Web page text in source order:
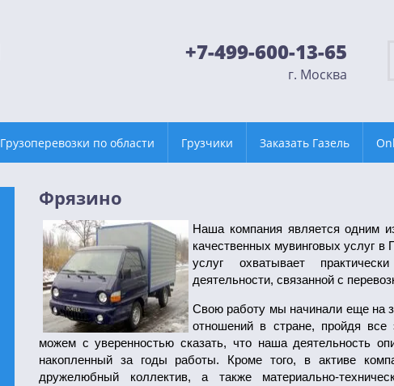
+7-499-600-13-65
г. Москва
Грузоперевозки по области Грузчики Заказать Газель
Фрязино
Наша компания является одним
качественных мувинговых услуг
услуг охватывает
деятельности, связанной с
Свою работу мы начинали еще на
отношений в стране, пройдя все
можем с уверенностью сказать, что наша деятельность
накопленный за годы работы. Кроме того, в активе
дружелюбный коллектив, а также материально-